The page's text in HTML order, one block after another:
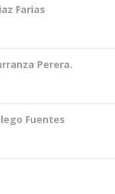
Farias
Perera.
Fuentes